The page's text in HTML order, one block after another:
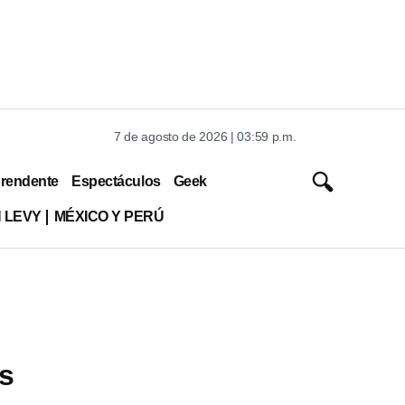
7 de agosto de 2026 | 03:59 p.m.
Espectáculos Geek
LEVY MÉXICO Y PERÚ